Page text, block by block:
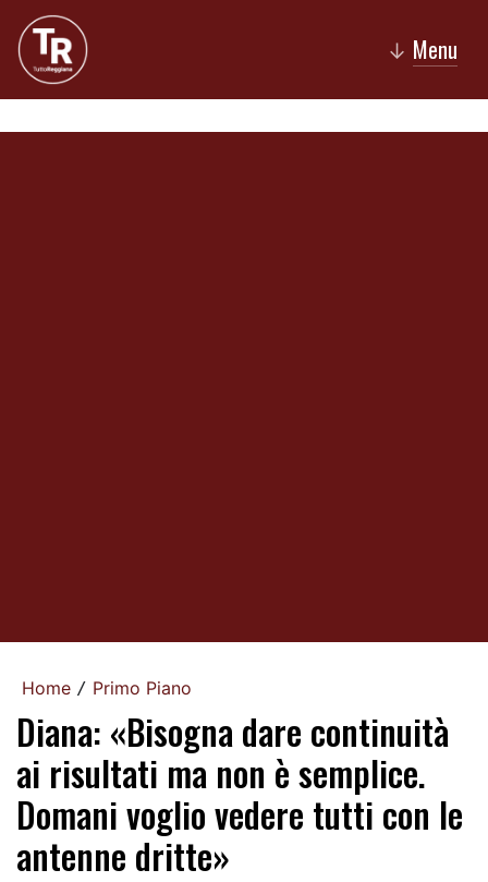
↓ Menu
Home / Primo Piano
Diana: «Bisogna dare continuità
ai risultati ma non è semplice.
Domani voglio vedere tutti con le
antenne dritte»